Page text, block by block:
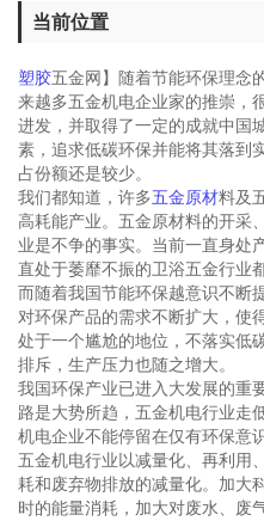
当前位置
塑胶五金网】随着节能环保理念
来越多五金机电企业家的推崇，
进发，并取得了一定的成就中国
素，追求低碳环保并能将其落到
占份额还是较少。
我们都知道，许多五金原材料及
高耗能产业。五金原材料的开采
业是不争的事实。当前一直身处
直处于萎靡不振的卫浴五金行业
而随着我国节能环保越意识不断
对环保产品的需求不断扩大，使
处于一个尴尬的地位，不落实低
排斥，生产压力也随之增大。
我国环保产业已进入大发展的重
路是大势所趋，五金机电行业走
机电企业不能停留在仅有环保意
五金机电行业以减量化、再利用
耗和废弃物排放的减量化。加大
时的能量消耗，加大对废水、废